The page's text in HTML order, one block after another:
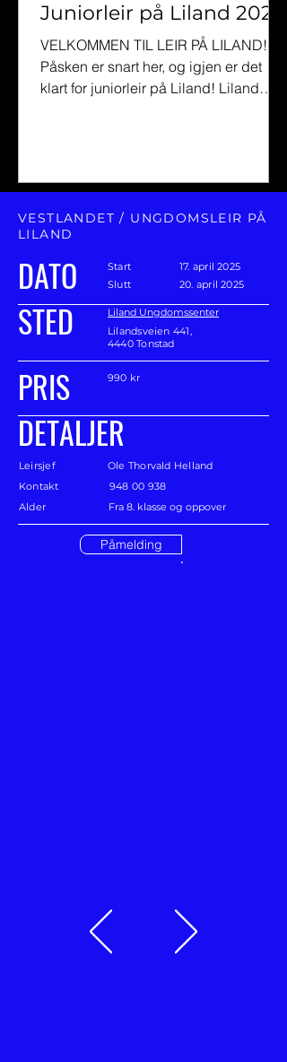
Juniorleir på Liland 2025
VELKOMMEN TIL LEIR PÅ LILAND!!!
Påsken er snart her, og igjen er det
klart for juniorleir på Liland! Liland
VESTLANDET / UNGDOMSLEIR PÅ
LILAND
DATO
Start
Slutt
17. april 2025
20. april 2025
STED
Liland Ungdomssenter
Lilandsveien 441,
4440 Tonstad
PRIS 990 kr
DETALJER
Leirsjef
Ole Thorvald Helland
Kontakt
948 00 938
Alder
Fra 8. klasse og oppover
Påmelding